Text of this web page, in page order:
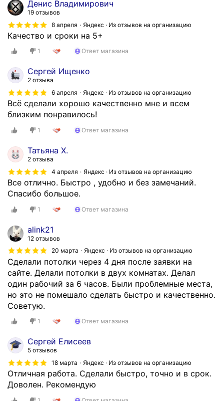
Денис Владимирович
19 отзывов
8 апреля
Яндекс · Из отзывов на организацию
Качество и сроки на 5+
1 Ответ магазина
Сергей Ищенко
2 отзыва
6 апреля
Яндекс · Из отзывов на организацию
Всё сделали хорошо качественно мне и всем
близким понравилось!
1 Ответ магазина
Татьяна Х.
2 отзыва
4 апреля
Яндекс · Из отзывов на организацию
Все отлично. Быстро , удобно и без замечаний.
Спасибо большое.
1 Ответ магазина
alink21
12 отзывов
20 марта
Яндекс · Из отзывов на организацию
Сделали потолки через 4 дня после заявки на
сайте. Делали потолки в двух комнатах. Делал
один рабочий за 6 часов. Были проблемные места,
но это не помешало сделать быстро и качественно.
Советую.
1 Ответ магазина
Сергей Елисеев
5 отзывов
18 марта
Яндекс · Из отзывов на организацию
Отличная работа. Сделали быстро, точно и в срок.
Доволен. Рекомендую